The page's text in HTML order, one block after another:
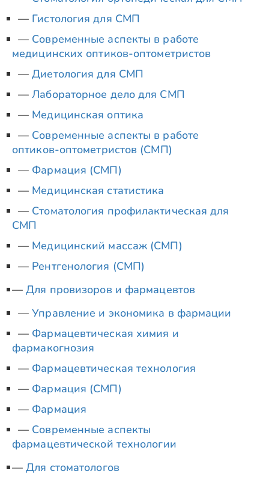
Гистология для СМП
Современные аспекты в работе
медицинских оптиков-оптометристов
Диетология для СМП
Лабораторное дело для СМП
Медицинская оптика
Современные аспекты в работе
оптиков-оптометристов (СМП)
Фармация (СМП)
Медицинская статистика
Стоматология профилактическая для
СМП
Медицинский массаж (СМП)
Рентгенология (СМП)
Для провизоров и фармацевтов
Управление и экономика в фармации
Фармацевтическая химия и
фармакогнозия
Фармацевтическая технология
Фармация (СМП)
Фармация
Современные аспекты
фармацевтической технологии
Для стоматологов